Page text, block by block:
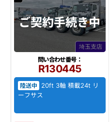
埼玉支店
ご契約手続き中
問い合わせ番号：
R130445
陸送中
20ft 3軸 積載24t リ
ーフサス